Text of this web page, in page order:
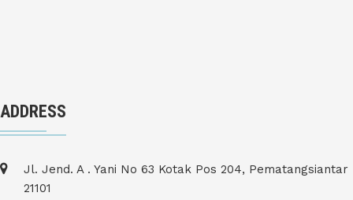
ADDRESS
Jl. Jend. A . Yani No 63 Kotak Pos 204, Pematangsiantar
21101